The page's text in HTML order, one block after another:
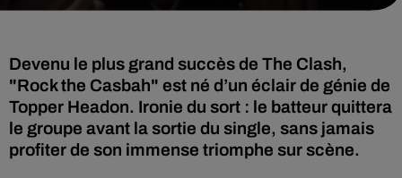
Devenu le plus grand succès de The Clash,
"Rock the Casbah" est né d’un éclair de génie de
Topper Headon. Ironie du sort : le batteur quittera
le groupe avant la sortie du single, sans jamais
profiter de son immense triomphe sur scène.